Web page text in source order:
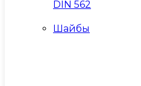
DIN 562
Шайбы